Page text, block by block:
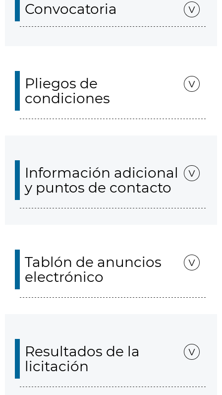
Convocatoria
Pliegos de
condiciones
Información adicional
y puntos de contacto
Tablón de anuncios
electrónico
Resultados de la
licitación